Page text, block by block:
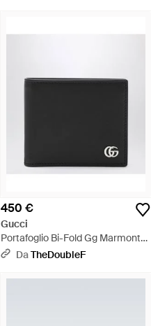
450 €
Gucci
Portafoglio Bi-Fold Gg Marmont
Nero - Nero
DaTheDoubleF